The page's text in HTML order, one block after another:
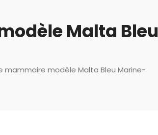
Malta Bleu
mammaire modèle Malta Bleu Marine-